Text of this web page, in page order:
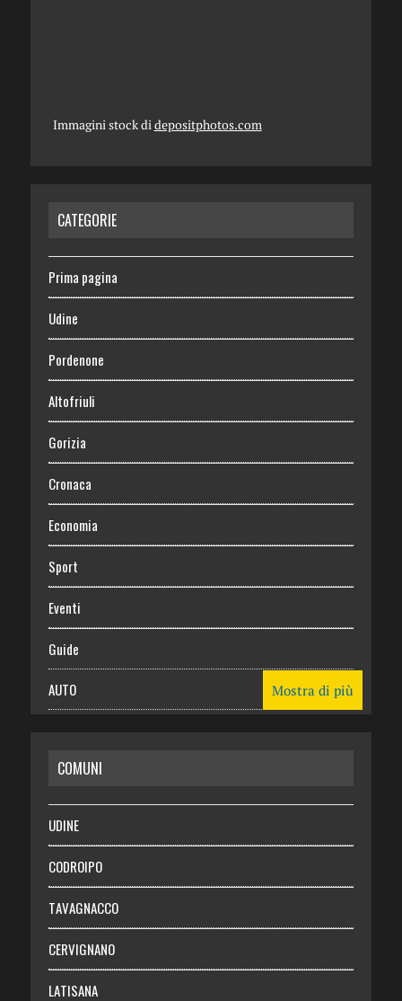
Immagini stock di depositphotos.com
CATEGORIE
Prima pagina
Udine
Pordenone
Altofriuli
Gorizia
Cronaca
Economia
Sport
Eventi
Guide
AUTO
RISPARMIO
SALUTE
Necrologie
Chi siamo
Abbonati
Login
Mostra di più
COMUNI
UDINE
CODROIPO
TAVAGNACCO
CERVIGNANO
LATISANA